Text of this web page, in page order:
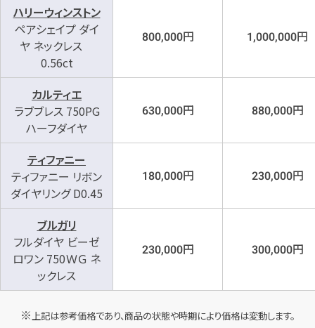
ハリーウィンストン
ペアシェイプ ダイ
ヤ ネックレス
0.56ct
800,000円 1,000,000円
カルティエ
ラブブレス 750PG
ハーフダイヤ
630,000円 880,000円
ティファニー
ティファニー リボン
ダイヤリング D0.45
180,000円 230,000円
ブルガリ
フルダイヤ ビーゼ
ロワン 750ＷＧ ネ
ックレス
230,000円 300,000円
上記は参考価格であり、商品の状態や時期により価格は変動します。